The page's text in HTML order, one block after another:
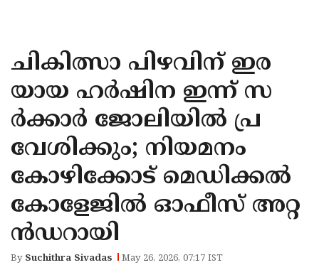
KANNUR
KASARAGOD
ചികിത്സാ പിഴവിന് ഇര
യായ ഹര്‍ഷിന ഇന്ന് സ
ര്‍ക്കാര്‍ ജോലിയില്‍ പ്ര
വേശിക്കും; നിയമനം
കോഴിക്കോട് മെഡിക്കല്‍
കോളേജില്‍ ഓഫീസ് അറ്റ
ന്‍ഡറായി
By Suchithra Sivadas May 26, 2026, 07:17 IST